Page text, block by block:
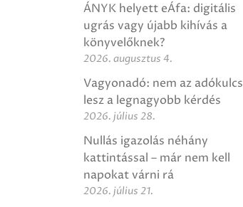
ÁNYK helyett eÁfa: digitális
ugrás vagy újabb kihívás a
könyvelőknek?
2026. augusztus 4.
Vagyonadó: nem az adókulcs
lesz a legnagyobb kérdés
2026. július 28.
Nullás igazolás néhány
kattintással – már nem kell
napokat várni rá
2026. július 21.